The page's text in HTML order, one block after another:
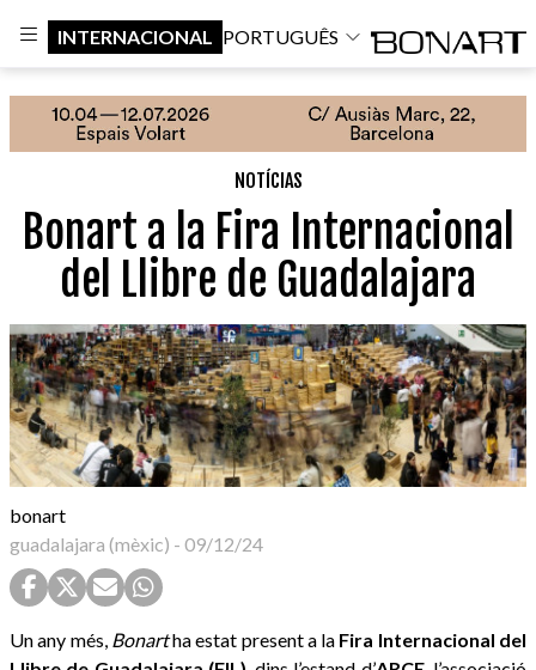
INTERNACIONAL PORTUGUÊS
NOTÍCIAS
Bonart a la Fira Internacional
del Llibre de Guadalajara
bonart
guadalajara (mèxic) - 09/12/24
Un any més, Bonartha estat present a la Fira Internacional del